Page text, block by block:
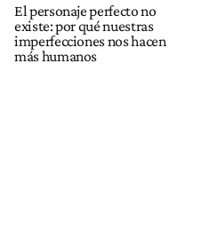
El personaje perfecto no
existe: por qué nuestras
imperfecciones nos hacen
más humanos